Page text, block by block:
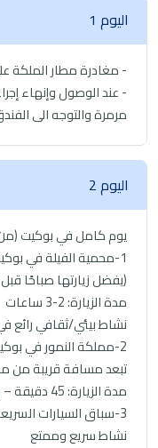
اليوم 1
- مغادرة مطار الملكة
- عند الوصول وإنهاء
مرمرة والتوجه الى
اليوم 2
يوم كامل في بوكيت (من 8 صباحاً حتى 4 مساء ) اختياري 50
1-محمية الفيلة في بوكيت
(يفضل زيارتها صباحًا قبل
مدة الزيارة: 2-3 ساعات
نشاط بيئي/ثقافي رائع
2-مملكة النمور في بوكيت (Tiger Kingdom)
تبعد مسافة قريبة من
مدة الزيارة: 45 دقيقة – ساعة
3-سباق السيارات السريعة (Go Kart Phuket)
نشاط سريع وممتع